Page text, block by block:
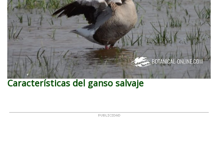
Características del ganso salvaje